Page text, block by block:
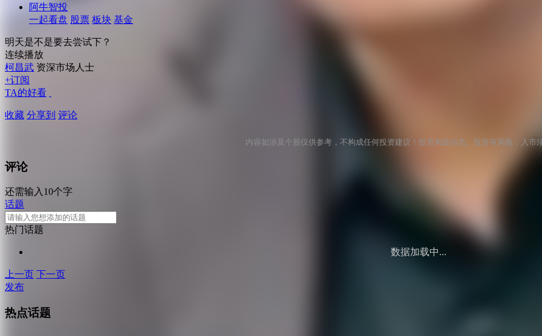
阿牛智投
一起看盘 股票 板块 基金
明天是不是要去尝试下？
连续播放
柯昌武 资深市场人士
+订阅
TA的好看
收藏 分享到 评论
内容如涉及个股仅供参考，不构成任何投资建议！投资风险自负。投资有风险，入市
评论
还需输入10个字
话题
热门话题
数据加载中...
上一页 下一页
发布
热点话题